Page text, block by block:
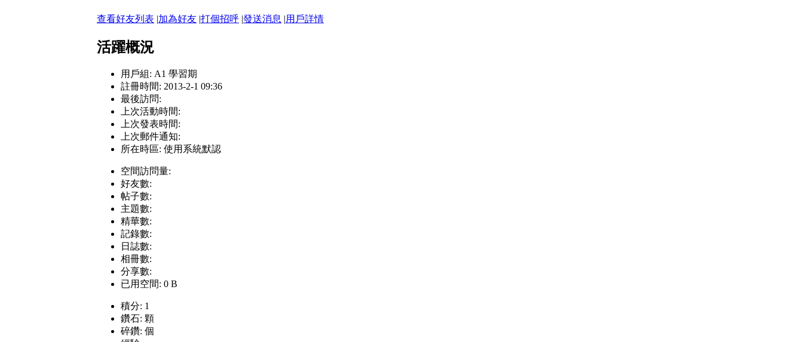
查看好友列表 |加為好友 |打個招呼 |發送消息 |用戶詳情
活躍概況
用戶組: A1 學習期
註冊時間: 2013-2-1 09:36
最後訪問:
上次活動時間:
上次發表時間:
上次郵件通知:
所在時區: 使用系統默認
空間訪問量:
好友數:
帖子數:
主題數:
精華數:
記錄數:
日誌數:
相冊數:
分享數:
已用空間: 0 B
積分: 1
鑽石: 顆
碎鑽: 個